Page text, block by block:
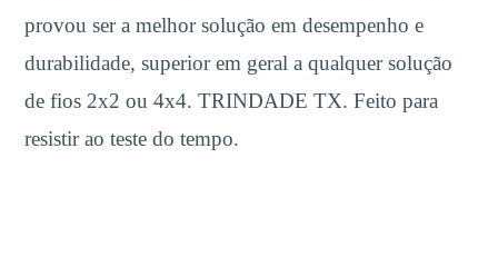
provou ser a melhor solução em desempenho e
durabilidade, superior em geral a qualquer solução
de fios 2x2 ou 4x4. TRINDADE TX. Feito para
resistir ao teste do tempo.